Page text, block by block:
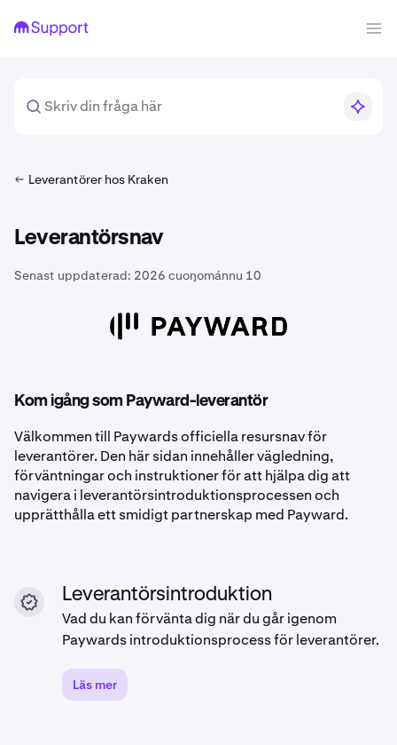
Leverantörer hos Kraken
Leverantörsnav
Senast uppdaterad: 2026 cuoŋománnu 10
Kom igång som Payward-leverantör
Välkommen till Paywards officiella resursnav för
leverantörer. Den här sidan innehåller vägledning,
förväntningar och instruktioner för att hjälpa dig att
navigera i leverantörsintroduktionsprocessen och
upprätthålla ett smidigt partnerskap med Payward.
Leverantörsintroduktion
Vad du kan förvänta dig när du går igenom
Paywards introduktionsprocess för leverantörer.
Läs mer